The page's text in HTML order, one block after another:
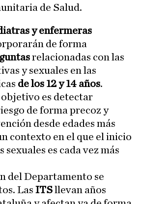
de Salud.
y enfermeras
de forma
relacionadas con las
y sexuales en las
de los 12 y 14 años.
objetivo es detectar
de forma precoz y
desde edades más
contexto en el que el inicio
sexuales es cada vez más
del Departamento se
Las ITSllevan años